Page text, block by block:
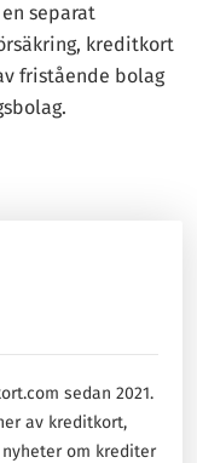
separat
kreditkort
fristående bolag
sedan 2021.
av kreditkort,
om krediter